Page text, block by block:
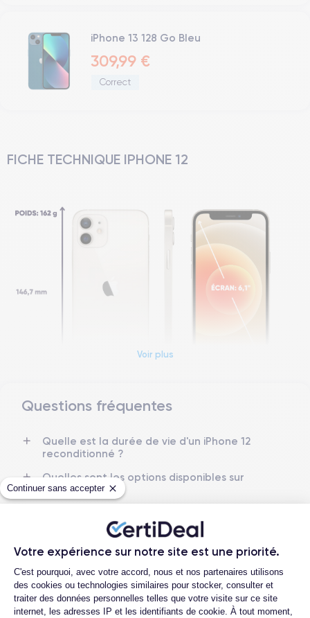
Continuer sans accepter
Votre expérience sur notre site est une priorité.
Plateforme de Gestion du
C'est pourquoi, avec votre accord, nous et nos partenaires utilisons
des cookies ou technologies similaires pour stocker, consulter et
traiter des données personnelles telles que votre visite sur ce site
internet, les adresses IP et les identifiants de cookie. À tout moment,
iPhone 13 128 Go Bleu
309,99 €
Correct
FICHE TECHNIQUE IPHONE 12
Dimensions et poids iPhone 12
Date de sortie
Dimensions
OLED 6.1 pouces 2532 x 1170 pixels
RAM
4 GO
Mémoire interne
64,128,256 GO
Voir plus
Questions fréquentes
Quelle est la durée de vie d'un iPhone 12
reconditionné ?
Quelles sont les options disponibles sur
les batteries ?
12 d'occasion et un iPhone 12
reconditionné ?
Proposez-vous une assurance en cas de
casse due à des chocs ou à des chutes ?
Quels sont les accessoires inclus dans la
commande ?